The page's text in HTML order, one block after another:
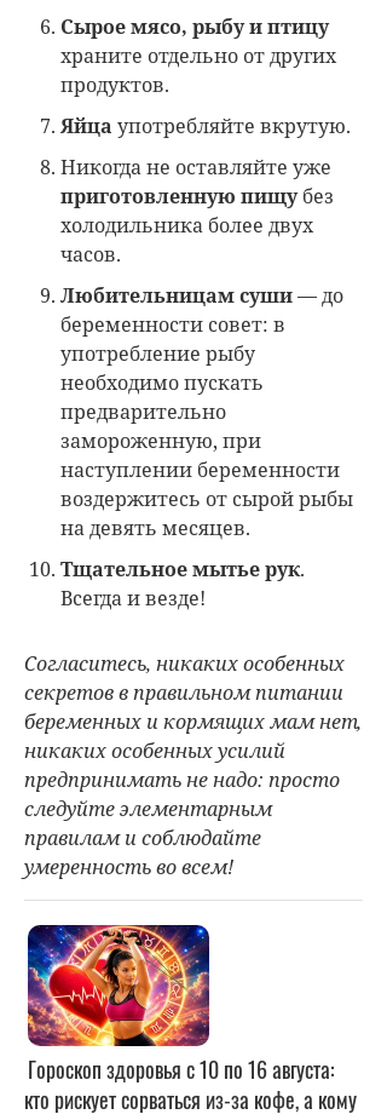
Сырое мясо, рыбу и птицу
храните отдельно от других
продуктов.
Яйца употребляйте вкрутую.
Никогда не оставляйте уже
приготовленную пищубез
холодильника более двух
часов.
Любительницам суши— до
беременности совет: в
употребление рыбу
необходимо пускать
предварительно
замороженную, при
наступлении беременности
воздержитесь от сырой рыбы
на девять месяцев.
Тщательное мытье рук.
Всегда и везде!
Согласитесь, никаких особенных
секретов в правильном питании
беременных и кормящих мам нет,
никаких особенных усилий
предпринимать не надо: просто
следуйте элементарным
правилам и соблюдайте
умеренность во всем!